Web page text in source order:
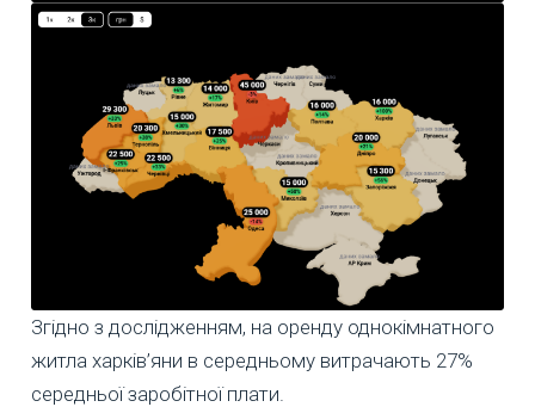
Згідно з дослідженням, на оренду однокімнатного
житла харків’яни в середньому витрачають 27%
середньої заробітної плати.